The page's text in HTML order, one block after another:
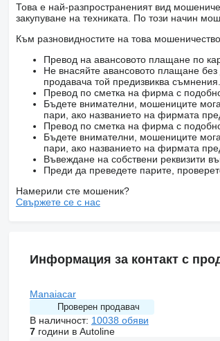
Това е най-разпространеният вид
закупуване на техниката. По този начин
Към разновидностите на това
Превод на авансовото плащане по
Не внасяйте авансовото плащане
продавача той предизвиква съмнения.
Превод по сметка на фирма с
Бъдете внимателни, мошениците
пари, ако названието на фирмата
Превод по сметка на фирма с
Бъдете внимателни, мошениците
пари, ако названието на фирмата
Въвеждане на собствени реквизити
Преди да преведете парите,
Намерили сте мошеник?
Свържете се с нас
Информация за контакт с
Manaiacar
Проверен продавач
В наличност: 10038 обяви
7години в Autoline